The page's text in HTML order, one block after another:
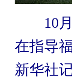
10
在指导
新华社